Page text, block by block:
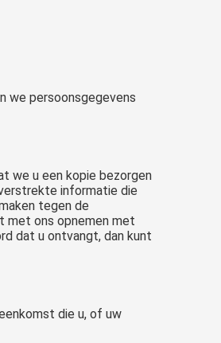
we persoonsgegevens
we u een kopie bezorgen
informatie die
tegen de
met ons opnemen met
dat u ontvangt, dan kunt
die u, of uw